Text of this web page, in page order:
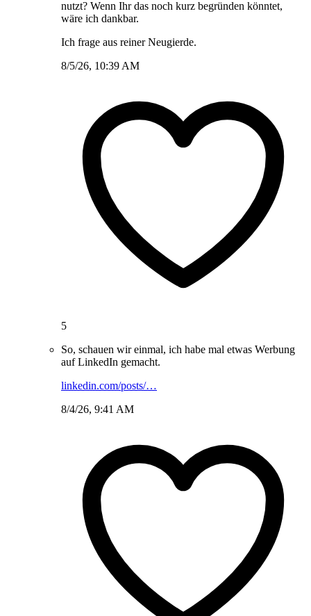
nutzt? Wenn Ihr das noch kurz begründen könntet,
wäre ich dankbar.
Ich frage aus reiner Neugierde.
8/5/26, 10:39 AM
5
So, schauen wir einmal, ich habe mal etwas Werbung
auf LinkedIn gemacht.
linkedin.com/posts/…
8/4/26, 9:41 AM